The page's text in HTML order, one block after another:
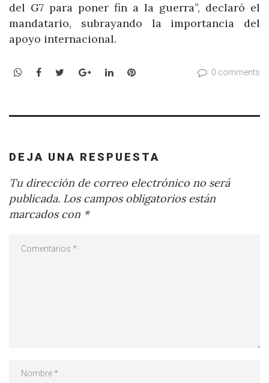
del G7 para poner fin a la guerra”, declaró el
mandatario, subrayando la importancia del
apoyo internacional.
WhatsApp
Facebook
TwitterGoogle+LinkedInPinterest 0 comments
DEJA UNA RESPUESTA
Tu dirección de correo electrónico no será
publicada. Los campos obligatorios están
marcados con *